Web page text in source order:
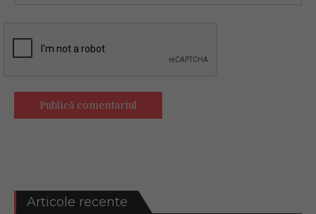
Articole recente